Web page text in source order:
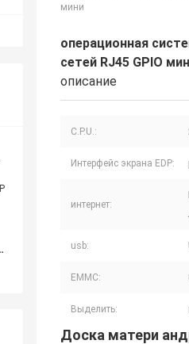
мини
операционная
сетей RJ45 GPIO
описание
C.P.U.:
Интерфейс экрана EDP:
интернет:
usb:
EMMC:
Выделить:
Доска матери